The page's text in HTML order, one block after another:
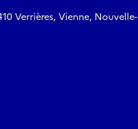
Verrières, Vienne, Nouvelle-